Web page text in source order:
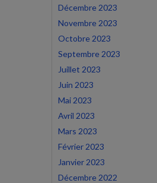
Décembre 2023
Novembre 2023
Octobre 2023
Septembre 2023
Juillet 2023
Juin 2023
Mai 2023
Avril 2023
Mars 2023
Février 2023
Janvier 2023
Décembre 2022